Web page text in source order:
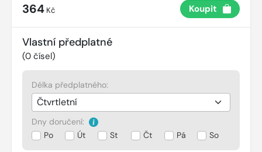
364 Kč Koupit
Vlastní předplatné
(0 čísel)
Délka předplatného:
Dny doručení:
Po
Út St Čt Pá So